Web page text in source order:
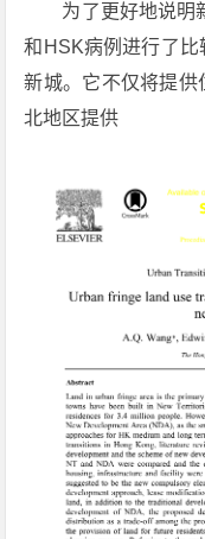
为了更好地说明
和HSK病例进行了比
新城。它不仅将提供
北地区提供